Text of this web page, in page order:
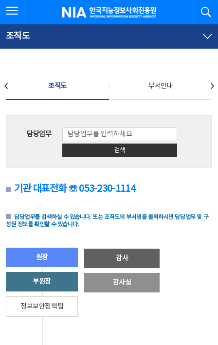
문
로
가
체
뉴
바
가
한국지능정보사회진흥원
조직도
조직도 부서안내
담당업무
검색
기관 대표전화 ☏ 053-230-1114
담당업무를 검색하실 수 있습니다. 또는 조직도의 부서명을 클릭하시면 담당업무 및 구
성원 정보를 확인할 수 있습니다.
원장
부원장
정보보안정책팀
감사
감사실